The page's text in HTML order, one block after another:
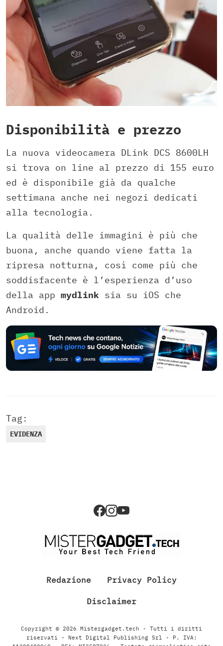
Disponibilità e prezzo
La nuova videocamera DLink DCS 8600LH
si trova on line al prezzo di 155 euro
ed è disponibile già da qualche
settimana anche nei negozi dedicati
alla tecnologia.
La qualità delle immagini è più che
buona, anche quando viene fatta la
ripresa notturna, così come più che
soddisfacente è l’esperienza d’uso
della app mydlink sia su iOS che
Android.
Tag:
EVIDENZA
Redazione Privacy Policy
Disclaimer
Copyright © 2026 Mistergadget.tech - Tutti i diritti
riservati - Next Digital Publishing Srl - P. IVA: